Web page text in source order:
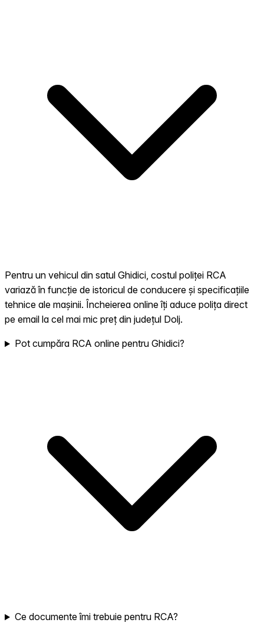
Pentru un vehicul din satul Ghidici, costul poliței RCA
variază în funcție de istoricul de conducere și specificațiile
tehnice ale mașinii. Încheierea online îți aduce polița direct
pe email la cel mai mic preț din județul Dolj.
Pot cumpăra RCA online pentru Ghidici?
Ce documente îmi trebuie pentru RCA?